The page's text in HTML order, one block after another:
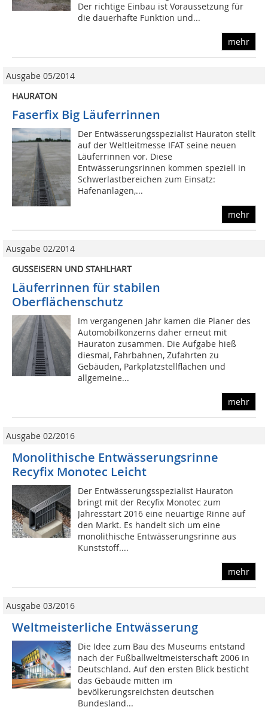
Der richtige Einbau ist Voraussetzung für
die dauerhafte Funktion und...
mehr
Ausgabe 05/2014
HAURATON
Faserfix Big Läuferrinnen
Der Entwässerungsspezialist Hauraton stellt
auf der Weltleitmesse IFAT seine neuen
Läuferrinnen vor. Diese
Entwässerungsrinnen kommen speziell in
Schwerlastbereichen zum Einsatz:
Hafenanlagen,...
mehr
Ausgabe 02/2014
GUSSEISERN UND STAHLHART
Läuferrinnen für stabilen
Oberflächenschutz
Im vergangenen Jahr kamen die Planer des
Automobilkonzerns daher erneut mit
Hauraton zusammen. Die Aufgabe hieß
diesmal, Fahrbahnen, Zufahrten zu
Gebäuden, Parkplatzstellflächen und
allgemeine...
mehr
Ausgabe 02/2016
Monolithische Entwässerungsrinne
Recyfix Monotec Leicht
Der Entwässerungsspezialist Hauraton
bringt mit der Recyfix Monotec zum
Jahresstart 2016 eine neuartige Rinne auf
den Markt. Es handelt sich um eine
monolithische Entwässerungsrinne aus
Kunststoff....
mehr
Ausgabe 03/2016
Weltmeisterliche Entwässerung
Die Idee zum Bau des Museums entstand
nach der Fußballweltmeisterschaft 2006 in
Deutschland. Auf den ersten Blick besticht
das Gebäude mitten im
bevölkerungsreichsten deutschen
Bundesland...